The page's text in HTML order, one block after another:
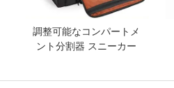
調整可能なコンパートメ
ント分割器 スニーカー